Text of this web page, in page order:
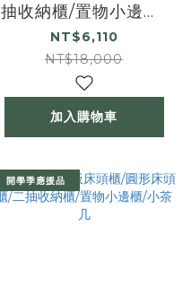
抽收納櫃/置物小邊櫃/
小茶几
NT$6,110
NT$18,000
加入購物車
開學季應援品